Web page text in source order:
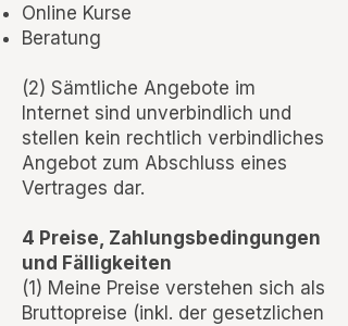
Online Kurse
Beratung
(2) Sämtliche Angebote im
Internet sind unverbindlich und
stellen kein rechtlich verbindliches
Angebot zum Abschluss eines
Vertrages dar.
4 Preise, Zahlungsbedingungen
und Fälligkeiten
(1) Meine Preise verstehen sich als
Bruttopreise (inkl. der gesetzlichen